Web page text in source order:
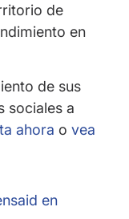
de
en
de sus
sociales a
ahora o vea
en